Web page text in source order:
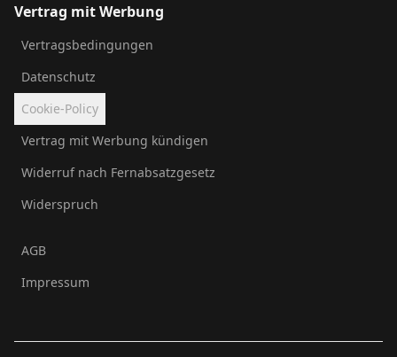
Vertrag mit Werbung
Vertragsbedingungen
Datenschutz
Cookie-Policy
Vertrag mit Werbung kündigen
Widerruf nach Fernabsatzgesetz
Widerspruch
AGB
Impressum